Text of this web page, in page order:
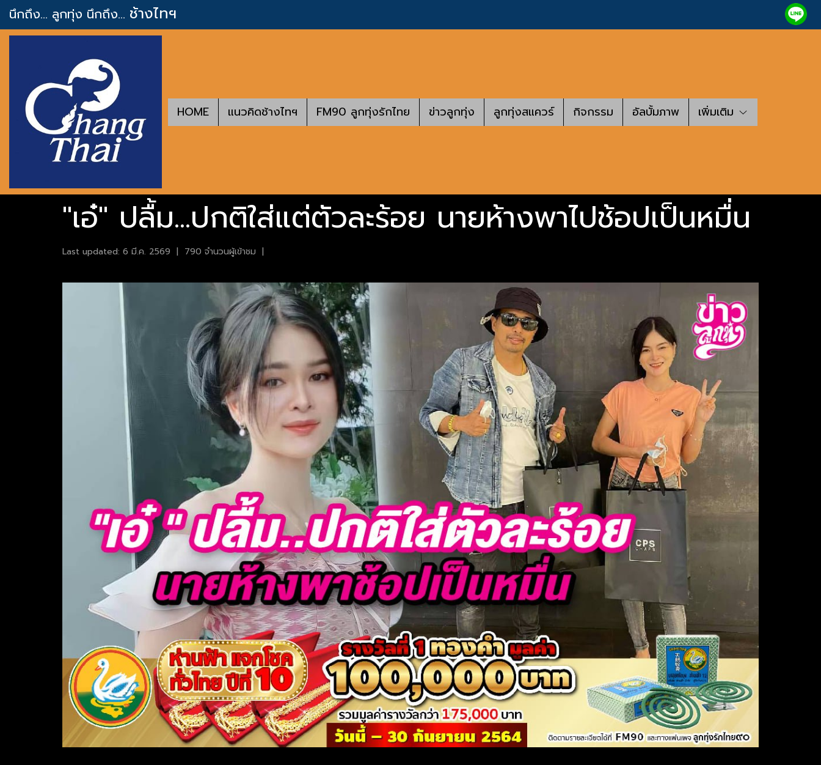
นึกถึง... ลูกทุ่ง นึกถึง... ช้างไทฯ
HOME แนวคิดช้างไทฯ FM90 ลูกทุ่งรักไทย ข่าวลูกทุ่ง ลูกทุ่งสแควร์ กิจกรรม อัลบั้มภาพ เพิ่มเติม
"เอ๋" ปลื้ม...ปกติใส่แต่ตัวละร้อย นายห้างพาไปช้อปเป็นหมื่น
Last updated: 6 มี.ค. 2569 | 790 จำนวนผู้เข้าชม |